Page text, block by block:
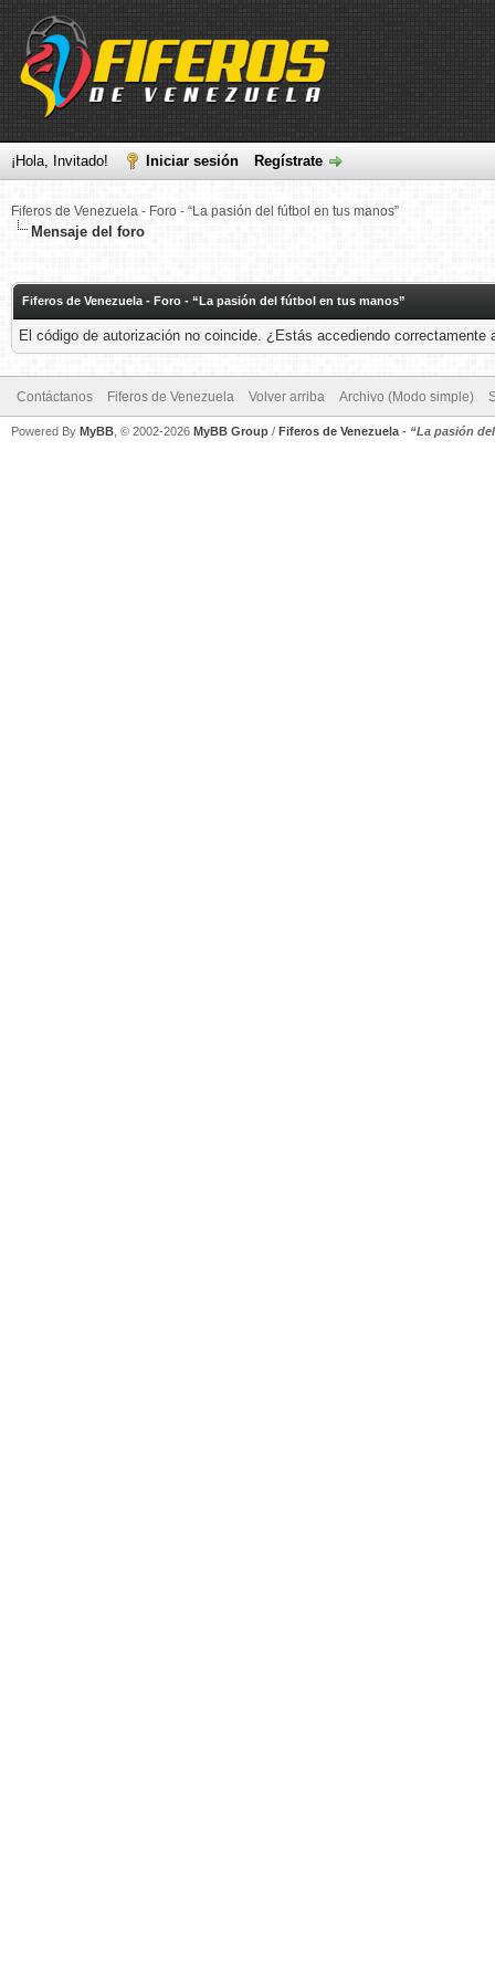
¡Hola, Invitado! Iniciar sesión Regístrate
Fiferos de Venezuela - Foro - “La pasión del fútbol en tus manos”
Mensaje del foro
Fiferos de Venezuela - Foro - “La pasión del fútbol en tus manos”
El código de autorización no coincide. ¿Estás accediendo
Contáctanos Fiferos de Venezuela Volver arriba Archivo (Modo simple)
Powered By MyBB , © 2002-2026 MyBB Group / Fiferos de Venezuela - “La pasión